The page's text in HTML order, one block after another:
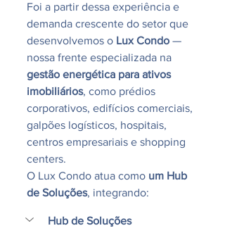
Foi a partir dessa experiência e
demanda crescente do setor que
desenvolvemos o Lux Condo —
nossa frente especializada na
gestão energética para ativos
imobiliários, como prédios
corporativos, edifícios comerciais,
galpões logísticos, hospitais,
centros empresariais e shopping
centers.
O Lux Condo atua como um Hub
de Soluções, integrando:
Hub de Soluções